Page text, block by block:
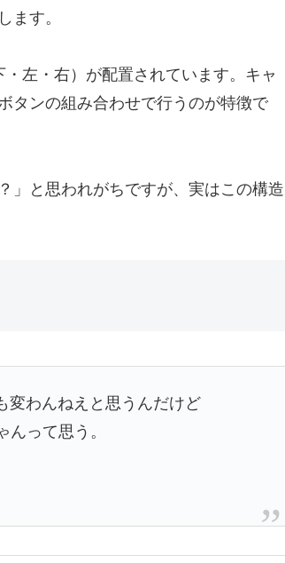
ます。
左・右）が配置されています。キャ
タンの組み合わせで行うのが特徴で
」と思われがちですが、実はこの構造
変わんねえと思うんだけど
って思う。